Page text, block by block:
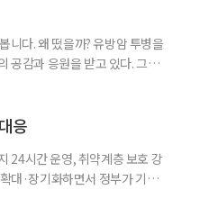
람을 위한 제도다. 개인별 취
니다. 왜 떴을까? 유방암 투병을
공감과 응원을 받고 있다. 그러
으로
응
24시간 운영, 취약계층 보호 강
대·장기화하면서 정부가 기존